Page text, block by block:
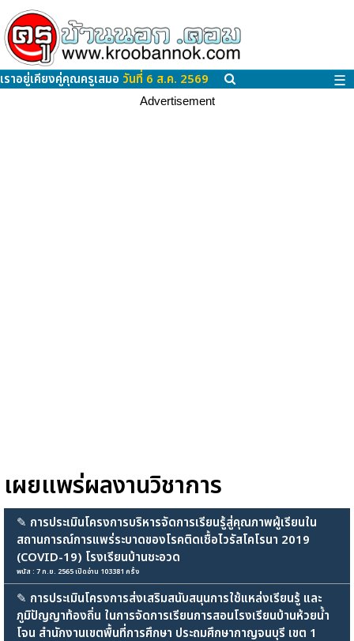
เราอยู่เคียงคู่คุณครูเสมอ วันที่ 6 ส.ค. 2569 ☰
Advertisement
เผยแพร่ผลงานวิชาการ
✎ การประเมินโครงการบริหารจัดการเรียนรู้สู่คุณภาพผู้เรียนใน
สถานการณ์การแพร่ระบาดของโรคติดเชื้อไวรัสโคโรนา 2019
(COVID-19) โรงเรียนบ้านชะอวด
พนัส : 7 ก.ย. 2565 เปิดอ่าน 103381 ครั้ง
✎ การประเมินโครงการส่งเสริมสนับสนุนการใช้แหล่งเรียนรู้ และ
ภูมิปัญญาท้องถิ่น ในการจัดการเรียนการสอนโรงเรียนบ้านห้วยน้ำ
โจน สำนักงานเขตพื้นที่การศึกษา ประถมศึกษากาญจนบุรี เขต 1